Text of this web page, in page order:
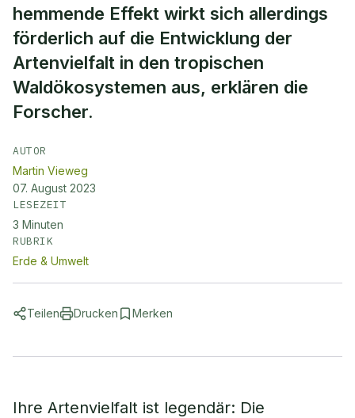
hemmende Effekt wirkt sich allerdings
förderlich auf die Entwicklung der
Artenvielfalt in den tropischen
Waldökosystemen aus, erklären die
Forscher.
AUTOR
Martin Vieweg
07. August 2023
LESEZEIT
3 Minuten
RUBRIK
Erde & Umwelt
Teilen Drucken Merken
Ihre Artenvielfalt ist legendär: Die